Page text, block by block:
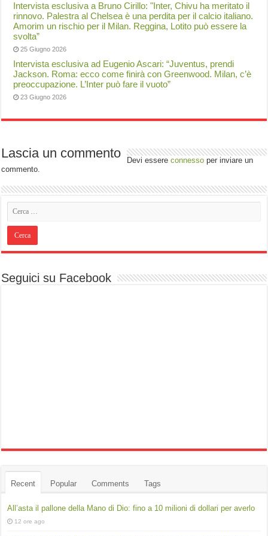
Intervista esclusiva a Bruno Cirillo: "Inter, Chivu ha meritato il
rinnovo. Palestra al Chelsea è una perdita per il calcio italiano.
Amorim un rischio per il Milan. Reggina, Lotito può essere la
svolta”
25 Giugno 2026
Intervista esclusiva ad Eugenio Ascari: “Juventus, prendi
Jackson. Roma: ecco come finirà con Greenwood. Milan, c’è
preoccupazione. L’Inter può fare il vuoto”
23 Giugno 2026
Lascia un commento Devi essereconnesso per inviare un
commento.
Seguici su Facebook
Recent Popular Comments Tags
All’asta il pallone della Mano di Dio: fino a 10 milioni di dollari per averlo
12 ore ago